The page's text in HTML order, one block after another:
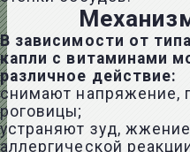
В зависимости от
капли с витаминами
различное действие:
снимают напряжение,
роговицы;
устраняют зуд,
аллергической